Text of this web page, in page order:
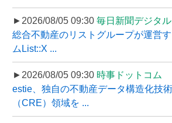
►2026/08/05 09:30 毎日新聞デジタル
総合不動産のリストグループが運営
ムList::X ...
►2026/08/05 09:30 時事ドットコム
estie、独自の不動産データ構造化技
（CRE）領域を ...